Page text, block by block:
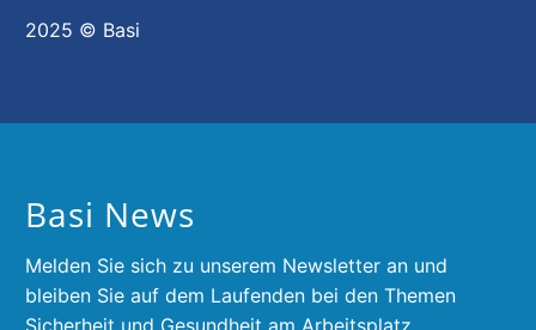
2025 © Basi
Basi News
Melden Sie sich zu unserem Newsletter an und
bleiben Sie auf dem Laufenden bei den Themen
Sicherheit und Gesundheit am Arbeitsplatz.